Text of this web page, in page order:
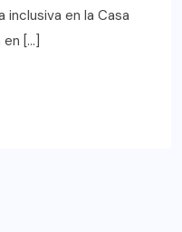
inclusiva en la Casa
[…]